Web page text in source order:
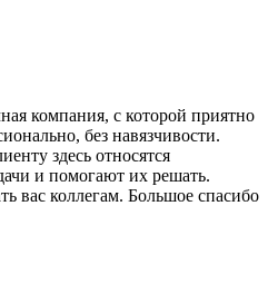
компания, с которой приятно
без навязчивости.
здесь относятся
и помогают их решать.
вас коллегам. Большое спасибо